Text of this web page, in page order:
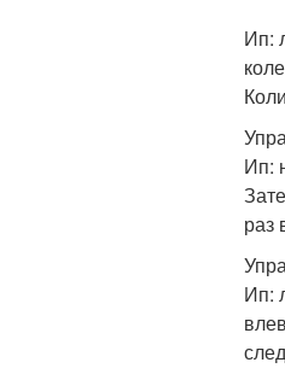
Ип:
Ип:
раз
Ип: